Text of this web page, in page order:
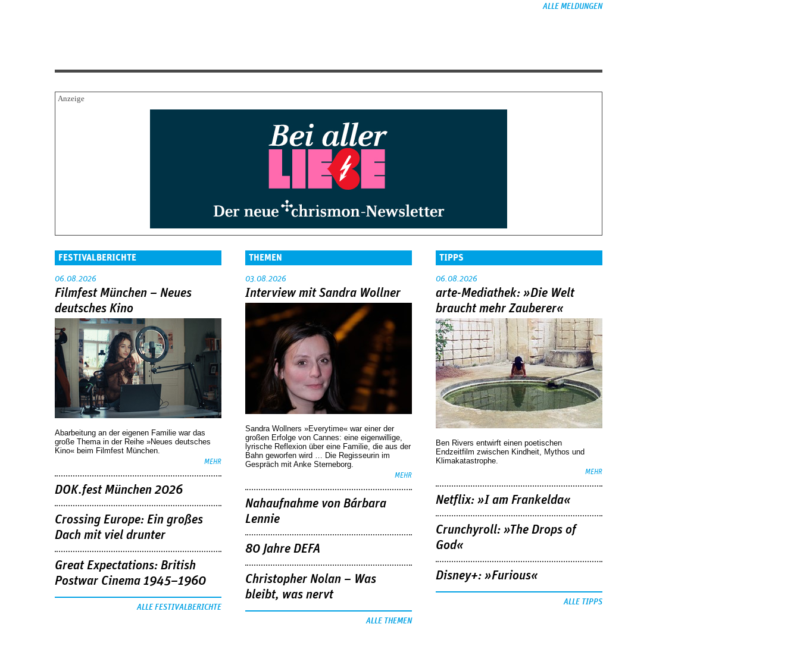
ALLE MELDUNGEN
FESTIVALBERICHTE
06.08.2026
Filmfest München – Neues
deutsches Kino
Abarbeitung an der eigenen Familie war das
große Thema in der Reihe »Neues deutsches
Kino« beim Filmfest München.
MEHR
DOK.fest München 2026
Crossing Europe: Ein großes
Dach mit viel drunter
Great Expectations: British
Postwar Cinema 1945–1960
ALLE FESTIVALBERICHTE
THEMEN
03.08.2026
Interview mit Sandra Wollner
Sandra Wollners »Everytime« war einer der
großen Erfolge von Cannes: eine eigenwillige,
lyrische Reflexion über eine ­Familie, die aus der
Bahn geworfen wird … Die Regisseurin im
Gespräch mit Anke Sterneborg.
MEHR
Nahaufnahme von Bárbara
Lennie
80 Jahre DEFA
Christopher Nolan – Was
bleibt, was nervt
ALLE THEMEN
TIPPS
06.08.2026
arte-Mediathek: »Die Welt
braucht mehr Zauberer«
Ben Rivers entwirft einen poetischen
Endzeitfilm zwischen Kindheit, Mythos und
Klimakatastrophe.
MEHR
Netflix: »I am Frankelda«
Crunchyroll: »The Drops of
God«
Disney+: »Furious«
ALLE TIPPS